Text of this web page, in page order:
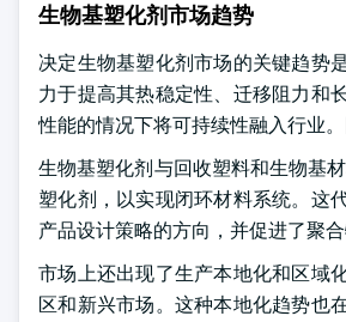
生物基塑化剂市场趋势
决定生物基塑化剂市场的关键趋势
力于提高其热稳定性、迁移阻力和
性能的情况下将可持续性融入行业
生物基塑化剂与回收塑料和生物基
塑化剂，以实现闭环材料系统。这
产品设计策略的方向，并促进了聚
市场上还出现了生产本地化和区域
区和新兴市场。这种本地化趋势也